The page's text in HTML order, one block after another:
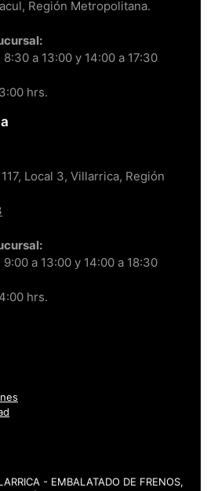
Región Metropolitana.
a 13:00 y 14:00 a 17:30
hrs.
Local 3, Villarrica, Región
a 13:00 y 14:00 a 18:30
hrs.
- EMBALATADO DE FRENOS,